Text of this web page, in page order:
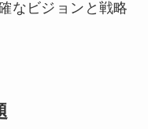
なビジョンと戦略